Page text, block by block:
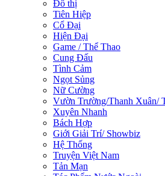
Đô thị
Tiên Hiệp
Cổ Đại
Hiện Đại
Game / Thể Thao
Cung Đấu
Tình Cảm
Ngọt Sủng
Nữ Cường
Vườn Trường/Thanh Xuân/
Xuyên Nhanh
Bách Hợp
Giới Giải Trí/ Showbiz
Hệ Thống
Truyện Việt Nam
Tản Mạn